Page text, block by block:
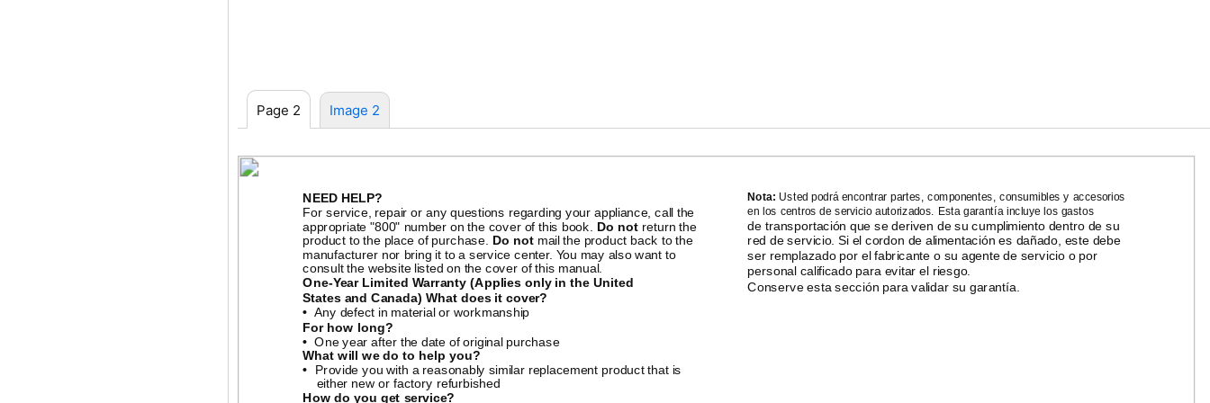
Page 2 Image 2
NEED HELP?
For service, repair or any questions regarding your appliance, call the
appropriate "800" number on the cover of this book. Do not return the
product to the place of purchase. Do not mail the product back to the
manufacturer nor bring it to a service center. You may also want to
consult the website listed on the cover of this manual.
One-YearLimited Warranty (Applies only in the United
States and Canada) What does it cover?
• Any defect in material or workmanship
For how long?
• One year after the date of original purchase
What will we do to help you?
•
Provide you with a reasonably similar replacement product that is
either new or factory refurbished
How do you get service?
Nota: Usted podrá encontrar partes, componentes, consumibles y accesorios
en los centros de servicio autorizados. Esta garantía incluye los gastos
de transportación que se deriven de su cumplimiento dentro de su
red de servicio. Si el cordon de alimentación es dañado, este debe
ser remplazado por el fabricante o su agente de servicio o por
personal calificado para evitar el riesgo.
Conserve esta sección para validar su garantía.